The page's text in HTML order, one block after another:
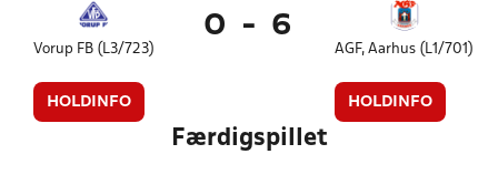
Vorup FB (L3/723)
HOLDINFO
0 - 6
AGF, Aarhus (L1/701)
HOLDINFO
Færdigspillet